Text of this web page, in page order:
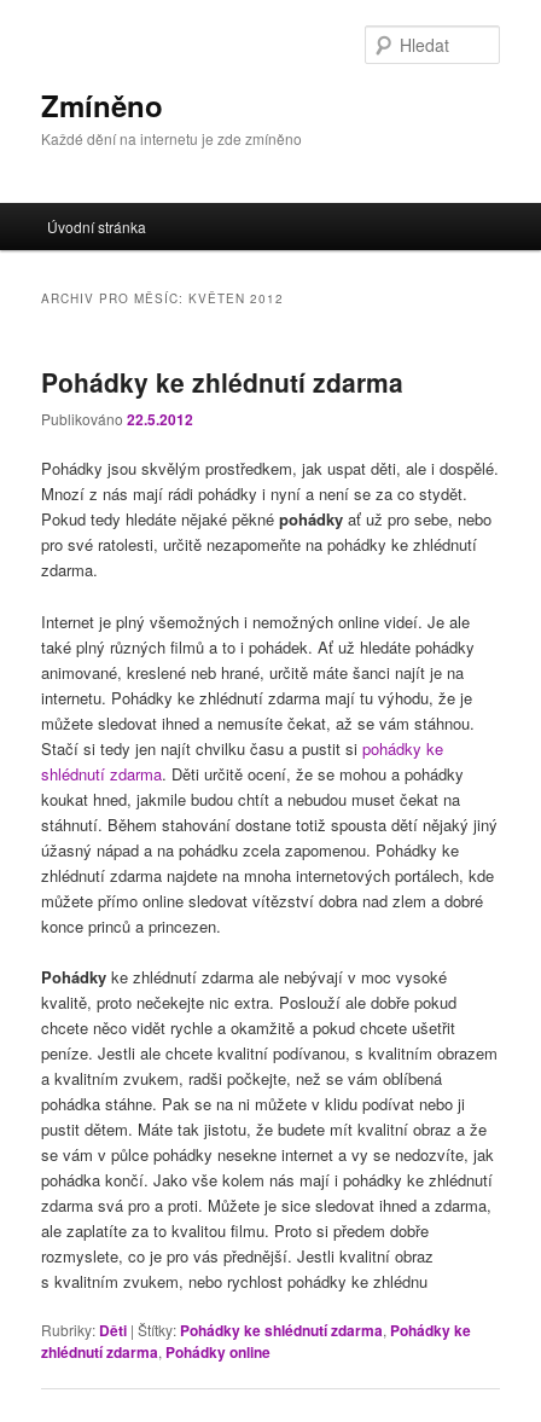
paneluZmíněno
Každé dění na internetu je zde zmíněno
navigační
Úvodní stránka
ARCHIV PRO MĚSÍC:KVĚTEN 2012
Pohádky ke zhlédnutí zdarma
Publikováno22.5.2012
Pohádky jsou skvělým prostředkem, jak uspat děti, ale i dospělé.
Mnozí z nás mají rádi pohádky i nyní a není se za co stydět.
Pokud tedy hledáte nějaké pěknépohádky ať už pro sebe, nebo
pro své ratolesti, určitě nezapomeňte na pohádky ke zhlédnutí
zdarma.
Internet je plný všemožných i nemožných online videí. Je ale
také plný různých filmů a to i pohádek. Ať už hledáte pohádky
animované, kreslené neb hrané, určitě máte šanci najít je na
internetu. Pohádky ke zhlédnutí zdarma mají tu výhodu, že je
můžete sledovat ihned a nemusíte čekat, až se vám stáhnou.
Stačí si tedy jen najít chvilku času a pustit sipohádky ke
shlédnutí zdarma. Děti určitě ocení, že se mohou a pohádky
koukat hned, jakmile budou chtít a nebudou muset čekat na
stáhnutí. Během stahování dostane totiž spousta dětí nějaký jiný
úžasný nápad a na pohádku zcela zapomenou. Pohádky ke
zhlédnutí zdarma najdete na mnoha internetových portálech, kde
můžete přímo online sledovat vítězství dobra nad zlem a dobré
konce princů a princezen.
Pohádky ke zhlédnutí zdarma ale nebývají v moc vysoké
kvalitě, proto nečekejte nic extra. Poslouží ale dobře pokud
chcete něco vidět rychle a okamžitě a pokud chcete ušetřit
peníze. Jestli ale chcete kvalitní podívanou, s kvalitním obrazem
a kvalitním zvukem, radši počkejte, než se vám oblíbená
pohádka stáhne. Pak se na ni můžete v klidu podívat nebo ji
pustit dětem. Máte tak jistotu, že budete mít kvalitní obraz a že
se vám v půlce pohádky nesekne internet a vy se nedozvíte, jak
pohádka končí. Jako vše kolem nás mají i pohádky ke zhlédnutí
zdarma svá pro a proti. Můžete je sice sledovat ihned a zdarma,
ale zaplatíte za to kvalitou filmu. Proto si předem dobře
rozmyslete, co je pro vás přednější. Jestli kvalitní obraz
s kvalitním zvukem, nebo rychlost pohádky ke zhlédnu
Rubriky: Děti |Štítky: Pohádky ke shlédnutí zdarma, Pohádky ke
zhlédnutí zdarma, Pohádky online